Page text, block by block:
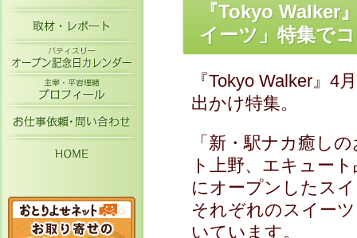
取材・レポート
パティスリーオープン記念日カレン
主宰・平岩理緒プロフィール
お仕事依頼・お問い合わせ
『Tokyo Walker
イーツ」特集で
『Tokyo Walker』
出かけ特集。
「新・駅ナカ癒し
ト上野、エキュー
にオープンしたス
それぞれのスイー
いています。